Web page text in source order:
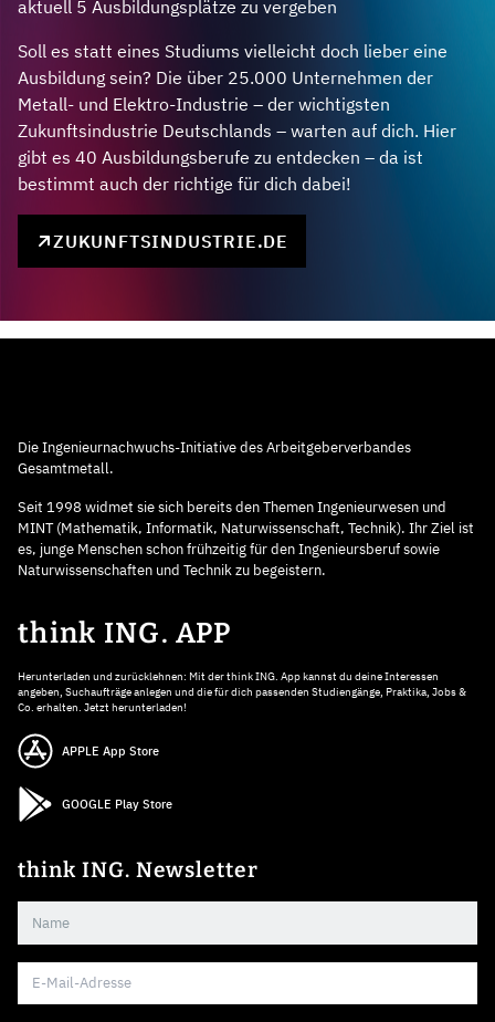
aktuell 5 Ausbildungsplätze zu vergeben
Soll es statt eines Studiums vielleicht doch lieber eine
Ausbildung sein? Die über 25.000 Unternehmen der
Metall- und Elektro-Industrie – der wichtigsten
Zukunftsindustrie Deutschlands – warten auf dich. Hier
gibt es 40 Ausbildungsberufe zu entdecken – da ist
bestimmt auch der richtige für dich dabei!
ZUKUNFTSINDUSTRIE.DE
Die Ingenieurnachwuchs-Initiative des Arbeitgeberverbandes
Gesamtmetall.
Seit 1998 widmet sie sich bereits den Themen Ingenieurwesen und
MINT (Mathematik, Informatik, Naturwissenschaft, Technik). Ihr Ziel ist
es, junge Menschen schon frühzeitig für den Ingenieursberuf sowie
Naturwissenschaften und Technik zu begeistern.
think ING. APP
Herunterladen und zurücklehnen: Mit der think ING. App kannst du deine Interessen
angeben, Suchaufträge anlegen und die für dich passenden Studiengänge, Praktika, Jobs &
Co. erhalten. Jetzt herunterladen!
APPLE App Store
GOOGLE Play Store
think ING. Newsletter